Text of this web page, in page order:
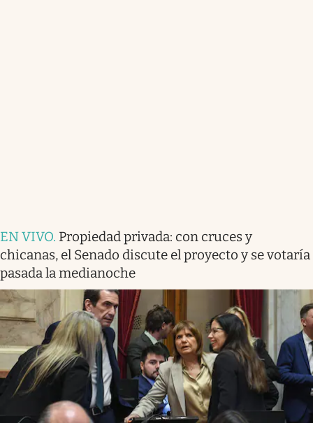
EN VIVO. Propiedad privada: con cruces y
chicanas, el Senado discute el proyecto y se votaría
pasada la medianoche